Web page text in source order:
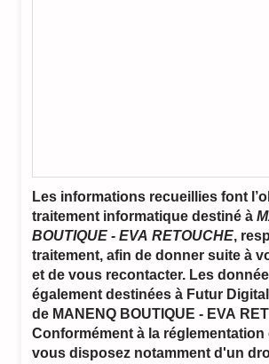
Les informations recueillies font
traitement informatique destiné à
BOUTIQUE - EVA RETOUCHE,
traitement, afin de donner suite à
et de vous recontacter. Les
également destinées à Futur
de MANENQ BOUTIQUE - EVA
Conformément à la réglementation
vous disposez notamment d'un